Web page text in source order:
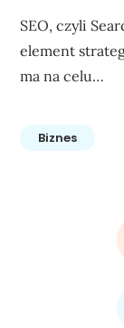
SEO, czyli
element
ma na celu…
Biznes